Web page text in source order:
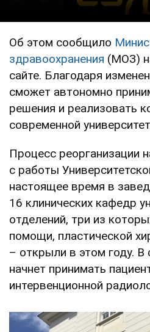
Об этом сообщило
здравоохранения (МОЗ)
сайте. Благодаря
сможет автономно
решения и реализовать
современной
Процесс реорганизации
с работы
настоящее время в
16 клинических кафедр
отделений, три из
помощи, пластической
– открыли в этом году. В
начнет принимать
интервенционной